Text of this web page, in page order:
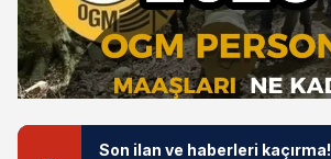
Son ilan ve haberleri kaçırma!